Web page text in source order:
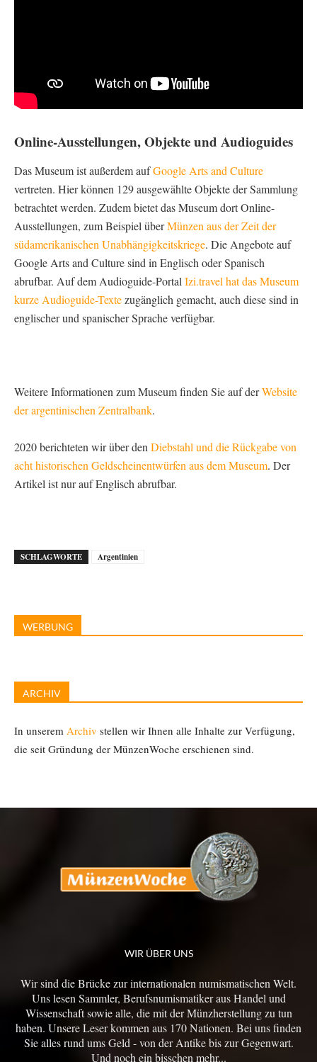
Online-Ausstellungen, Objekte und Audioguides
Das Museum ist außerdem aufGoogle Arts and Culture
vertreten. Hier können 129 ausgewählte Objekte der Sammlung
betrachtet werden. Zudem bietet das Museum dort Online-
Ausstellungen, zum Beispiel überMünzen aus der Zeit der
südamerikanischen Unabhängigkeitskriege. Die Angebote auf
Google Arts and Culture sind in Englisch oder Spanisch
abrufbar. Auf dem Audioguide-Portal Izi.travel hat das Museum
kurze Audioguide-Textezugänglich gemacht, auch diese sind in
englischer und spanischer Sprache verfügbar.
Weitere Informationen zum Museum finden Sie auf derWebsite
der argentinischen Zentralbank.
2020 berichteten wir über den Diebstahl und die Rückgabe von
acht historischen Geldscheinentwürfen aus dem Museum. Der
Artikel ist nur auf Englisch abrufbar.
SCHLAGWORTE Argentinien
WERBUNG
ARCHIV
In unserem Archiv stellen wir Ihnen alle Inhalte zur Verfügung,
die seit Gründung der MünzenWoche erschienen sind.
WIR ÜBER UNS
Wir sind die Brücke zur internationalen numismatischen Welt.
Uns lesen Sammler, Berufsnumismatiker aus Handel und
Wissenschaft sowie alle, die mit der Münzherstellung zu tun
haben. Unsere Leser kommen aus 170 Nationen. Bei uns finden
Sie alles rund ums Geld - von der Antike bis zur Gegenwart.
Und noch ein bisschen mehr...